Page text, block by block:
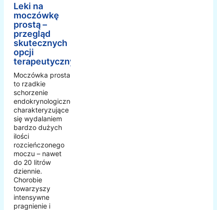
Leki na
moczówkę
prostą –
przegląd
skutecznych
opcji
terapeutycznych
Moczówka prosta
to rzadkie
schorzenie
endokrynologiczne
charakteryzujące
się wydalaniem
bardzo dużych
ilości
rozcieńczonego
moczu – nawet
do 20 litrów
dziennie.
Chorobie
towarzyszy
intensywne
pragnienie i